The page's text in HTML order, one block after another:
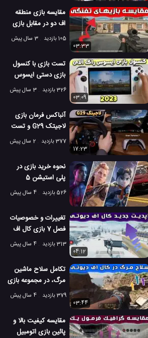
مقایسه بازی منطقه
اف دو در مقابل بازی
رینبو سیکس
105 بازدید
3 سال پیش
03:33
تست بازی با کنسول
بازی دستی ایسوس
راگ الای 2023
326 بازدید
3 سال پیش
03:09
آنباکس فرمان بازی
لاجیتک G29 و تست
بازی گرن توریسمو با
377 بازدید
2 سال پیش
17:23
نحوه خرید بازی در
پلی استیشن 5
526 بازدید 4 سال پیش
تغییرات و خصوصیات
فصل 7 بازی کال اف
دیوتی موبایل
313 بازدید
4 سال پیش
04:12
تکامل سلاح ماشین
مرگ، در مجموعه بازی
های کال اف دیوتی
379 بازدید
4 سال پیش
03:44
مقایسه کیفیت بالا و
پائین بازی اتومبیل